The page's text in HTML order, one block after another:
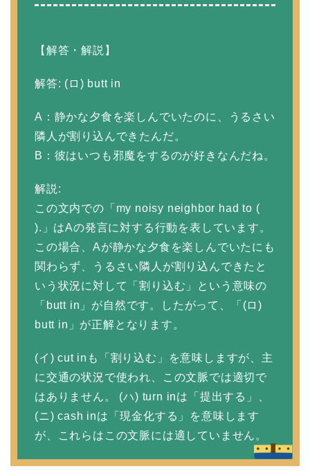
【解答・解説】
解答: (ロ) butt in
A：静かな夕食を楽しんでいたのに、うるさい
隣人が割り込んできたんだ。
B：彼はいつも邪魔をするのが好きなんだね。
解説:
この文内での「my noisy neighbor had to (
).」はAの発言に対する行動を表しています。
この場合、Aが静かな夕食を楽しんでいたにも
関わらず、うるさい隣人が割り込んできたと
いう状況に対して「割り込む」という意味の
「butt in」が自然です。したがって、「(ロ)
butt in」が正解となります。
(イ) cut inも「割り込む」を意味しますが、主
に交通の状況で使われ、この文脈では適切で
はありません。 (ハ) turn inは「提出する」、
(ニ) cash inは「現金化する」を意味します
が、これらはこの文脈には適していません。